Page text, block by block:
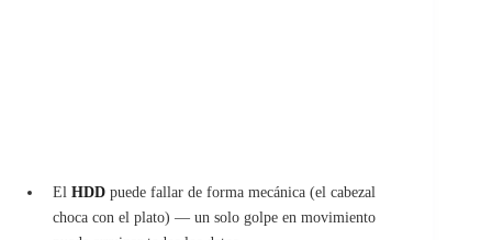
El HDD puede fallar de forma mecánica (el cabezal
choca con el plato) — un solo golpe en movimiento